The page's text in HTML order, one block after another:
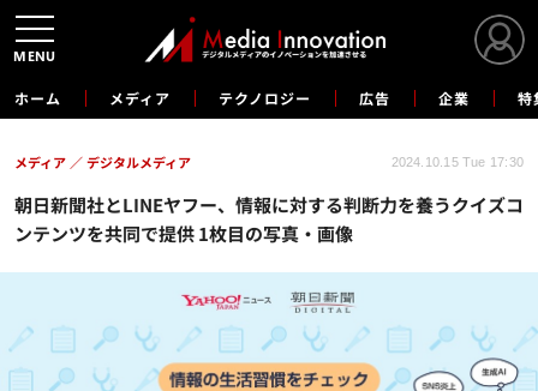
ホーム メディア テクノロジー 広告 企業 特
朝日新聞社とLINEヤフー、情報に対する判断力を養うクイズコ
ンテンツを共同で提供 1枚目の写真・画像
メディア デジタルメディア 2024.10.15 Tue 17:30
MENU